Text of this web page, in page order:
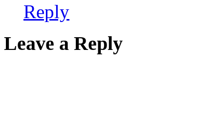
Reply
Leave a Reply